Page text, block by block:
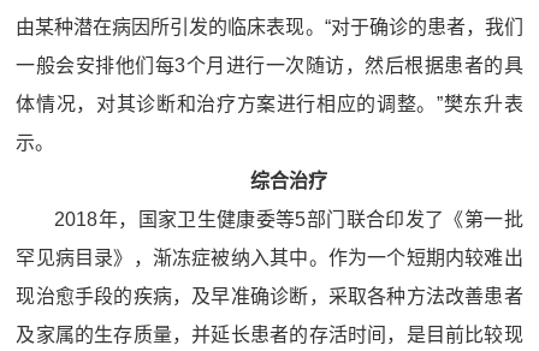
由某种潜在病因所引发的临床表现。“对于确诊的患者，我们
一般会安排他们每3个月进行一次随访，然后根据患者的具
体情况，对其诊断和治疗方案进行相应的调整。”樊东升表
示。
综合治疗
2018年，国家卫生健康委等5部门联合印发了《第一批
罕见病目录》，渐冻症被纳入其中。作为一个短期内较难出
现治愈手段的疾病，及早准确诊断，采取各种方法改善患者
及家属的生存质量，并延长患者的存活时间，是目前比较现